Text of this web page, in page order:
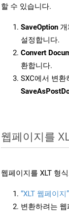
할 수 있습니다.
SaveOption
설정합니다.
Convert
환합니다.
SXC에서 변
웹페이지를
웹페이지를 XLT 형
“XLT 웹페이지”
변환하려는